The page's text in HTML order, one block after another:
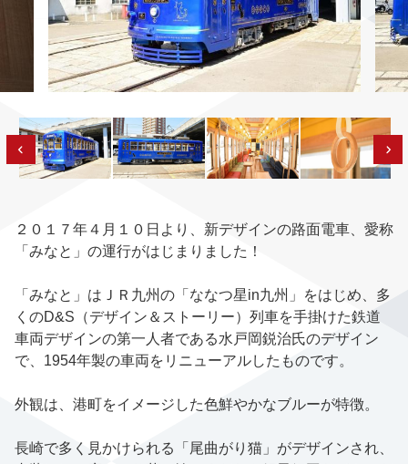
２０１７年４月１０日より、新デザインの路面電車、愛称
「みなと」の運行がはじまりました！
「みなと」はＪＲ九州の「ななつ星in九州」をはじめ、多
くのD&S（デザイン＆ストーリー）列車を手掛けた鉄道
車両デザインの第一人者である水戸岡鋭治氏のデザイン
で、1954年製の車両をリニューアルしたものです。
外観は、港町をイメージした色鮮やかなブルーが特徴。
長崎で多く見かけられる「尾曲がり猫」がデザインされ、